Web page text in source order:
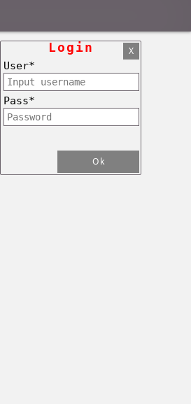
Login
User*
Pass*
Ok
X